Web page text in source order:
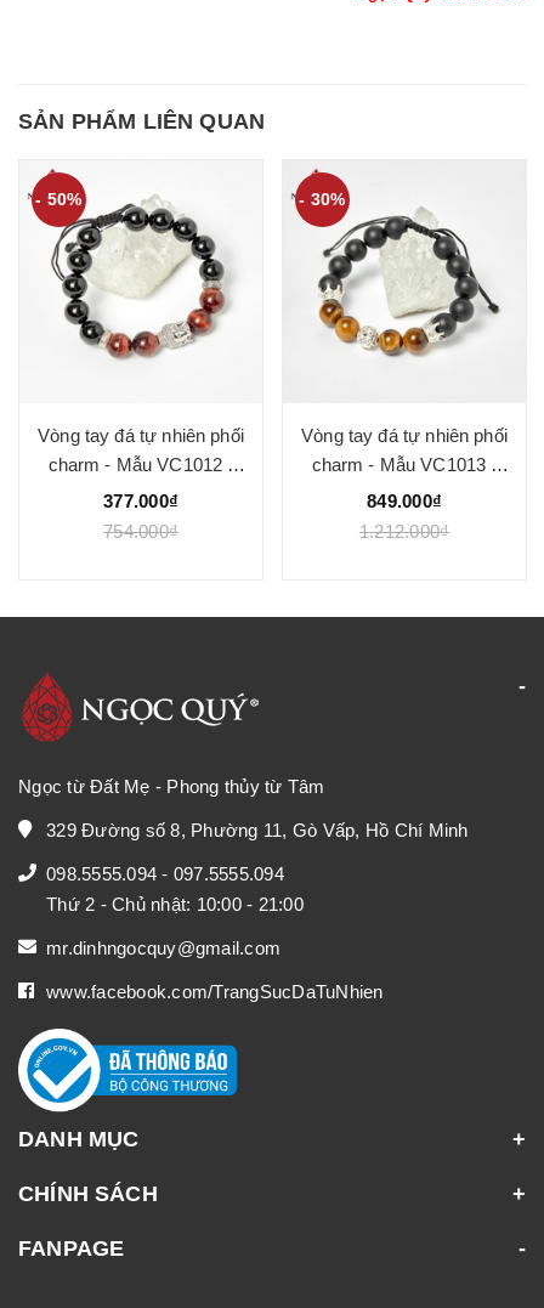
SẢN PHẨM LIÊN QUAN
- 50%
Vòng tay đá tự nhiên phối
charm - Mẫu VC1012 -
Ngọc Quý
377.000₫
754.000₫
- 30%
Vòng tay đá tự nhiên phối
charm - Mẫu VC1013 -
Ngọc Quý
849.000₫
1.212.000₫
Ngọc từ Đất Mẹ - Phong thủy từ Tâm
329 Đường số 8, Phường 11, Gò Vấp, Hồ Chí Minh
098.5555.094 - 097.5555.094
Thứ 2 - Chủ nhật: 10:00 - 21:00
mr.dinhngocquy@gmail.com
www.facebook.com/TrangSucDaTuNhien
DANH MỤC
CHÍNH SÁCH
FANPAGE